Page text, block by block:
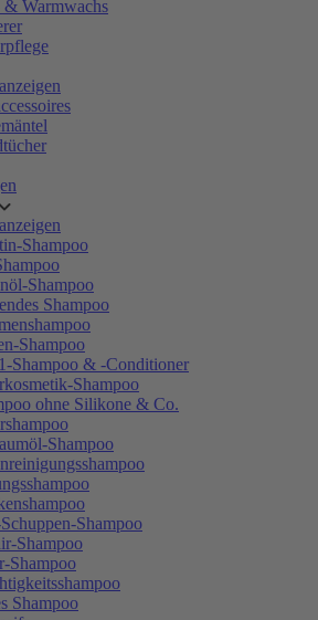
& Warmwachs
Shampoo
Shampoo
Shampoo
Shampoo
Shampoo & -Conditioner
Shampoo
ohne Silikone & Co.
Shampoo
Shampoo
Shampoo
Shampoo
Shampoo